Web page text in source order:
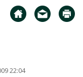
22:04